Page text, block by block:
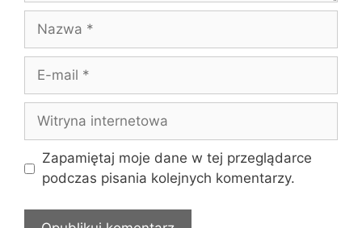
Nazwa
Witryna
internetowa
Zapamiętaj moje dane w tej przeglądarce
podczas pisania kolejnych komentarzy.